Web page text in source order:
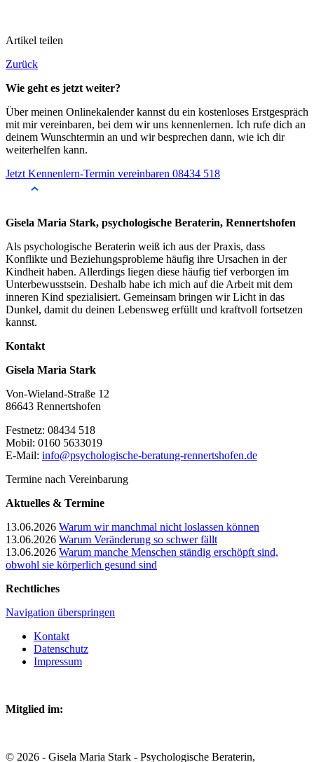
Artikel teilen
Zurück
Wie geht es jetzt weiter?
Über meinen Onlinekalender kannst du ein kostenloses Erstgespräch
mit mir vereinbaren, bei dem wir uns kennenlernen. Ich rufe dich an
deinem Wunschtermin an und wir besprechen dann, wie ich dir
weiterhelfen kann.
Jetzt Kennenlern-Termin vereinbaren 08434 518
Gisela Maria Stark, psychologische Beraterin, Rennertshofen
Als psychologische Beraterin weiß ich aus der Praxis, dass
Konflikte und Beziehungsprobleme häufig ihre Ursachen in der
Kindheit haben. Allerdings liegen diese häufig tief verborgen im
Unterbewusstsein. Deshalb habe ich mich auf die Arbeit mit dem
inneren Kind spezialisiert. Gemeinsam bringen wir Licht in das
Dunkel, damit du deinen Lebensweg erfüllt und kraftvoll fortsetzen
kannst.
Kontakt
Gisela Maria Stark
Von-Wieland-Straße 12
86643 Rennertshofen
Festnetz: 08434 518
Mobil: 0160 5633019
E-Mail: info@psychologische-beratung-rennertshofen.de
Termine nach Vereinbarung
Aktuelles & Termine
13.06.2026 Warum wir manchmal nicht loslassen können
13.06.2026 Warum Veränderung so schwer fällt
13.06.2026 Warum manche Menschen ständig erschöpft sind,
obwohl sie körperlich gesund sind
Rechtliches
Navigation überspringen
Kontakt
Datenschutz
Impressum
Mitglied im:
© 2026 - Gisela Maria Stark - Psychologische Beraterin,